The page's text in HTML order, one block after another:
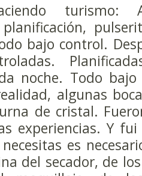
turismo:
bajo control.
noche. Todo
algunas
de cristal.
experiencias. Y
es
del secador, de